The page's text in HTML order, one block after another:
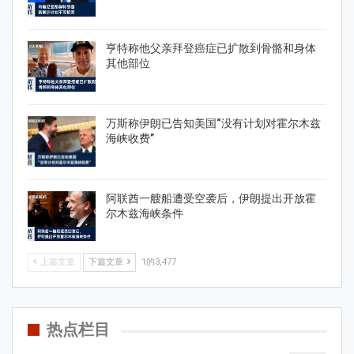
亨特称他父亲拜登癌症已扩散到骨骼和身体
其他部位
万斯称伊朗已告知美国“没有计划对霍尔木兹
海峡收费”
阿联酋一艘船遭受空袭后，伊朗提出开放霍
尔木兹海峡条件
上篇文章 下篇文章 1的3,477
热点栏目